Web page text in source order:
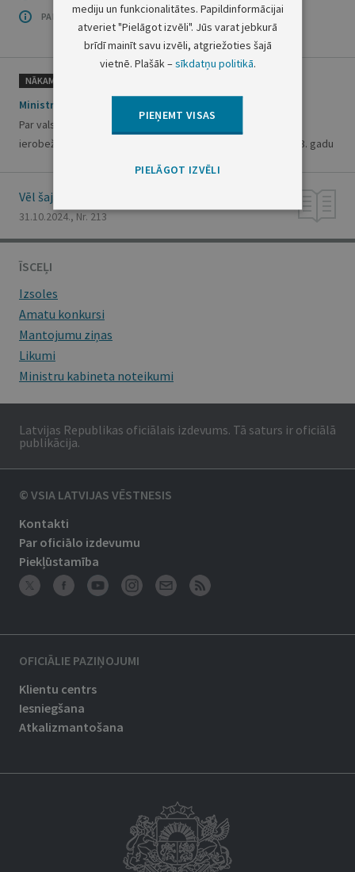
PAR ŠO GRUPU
NĀKAMAIS
Ministru kabineta rīkojums Nr. 895
Par valstij dividendēs izmaksājamo valsts sabiedrības ar
ierobežotu atbildību "Piejūras slimnīca" peļņas daļu par 2023. gadu
Vēl šajā numurā
31.10.2024., Nr. 213
ĪSCEĻI
Izsoles
Amatu konkursi
Mantojumu ziņas
Likumi
Ministru kabineta noteikumi
Latvijas Republikas oficiālais izdevums. Tā saturs ir oficiālā
publikācija.
© VSIA LATVIJAS VĒSTNESIS
Kontakti
Par oficiālo izdevumu
Piekļūstamība
OFICIĀLIE PAZIŅOJUMI
Klientu centrs
Iesniegšana
Atkalizmantošana
mediju un funkcionalitātes. Papildinformācijai
atveriet "Pielāgot izvēli". Jūs varat jebkurā
brīdī mainīt savu izvēli, atgriežoties šajā
vietnē. Plašāk –sīkdatņu politikā.
PIEŅEMT VISAS
PIELĀGOT IZVĒLI